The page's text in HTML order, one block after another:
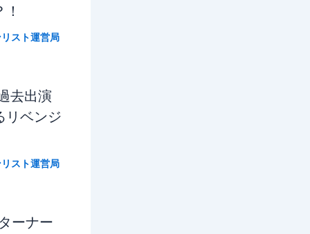
スト運営局
去出演
リベンジ
スト運営局
ーナー